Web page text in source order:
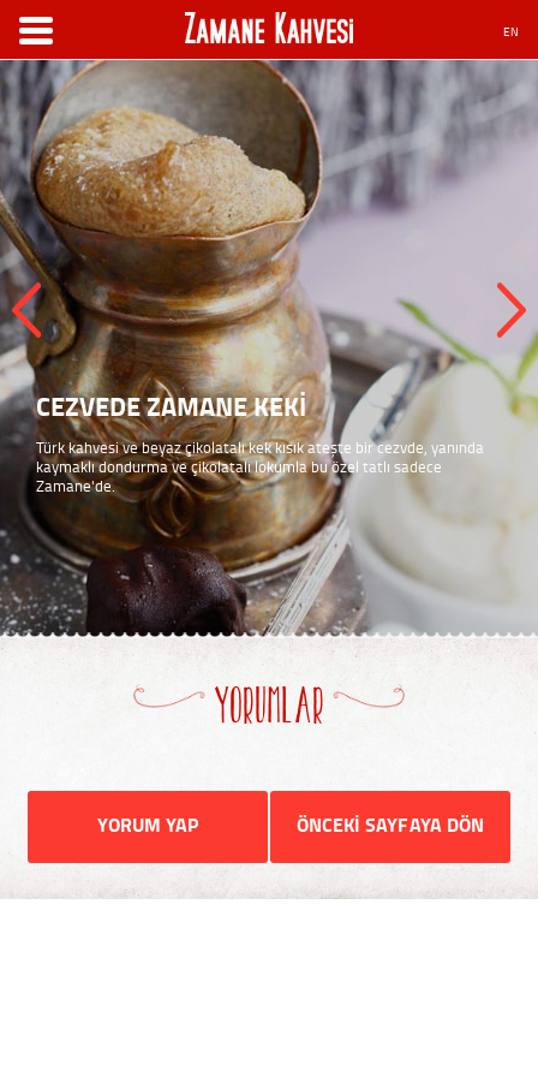
EN
CEZVEDE ZAMANE KEKİ
Türk kahvesi ve beyaz çikolatalı kek kısık ateşte bir cezvde, yanında
kaymaklı dondurma ve çikolatalı lokumla bu özel tatlı sadece
Zamane'de.
YORUMLAR
YORUM YAP ÖNCEKİ SAYFAYA DÖN